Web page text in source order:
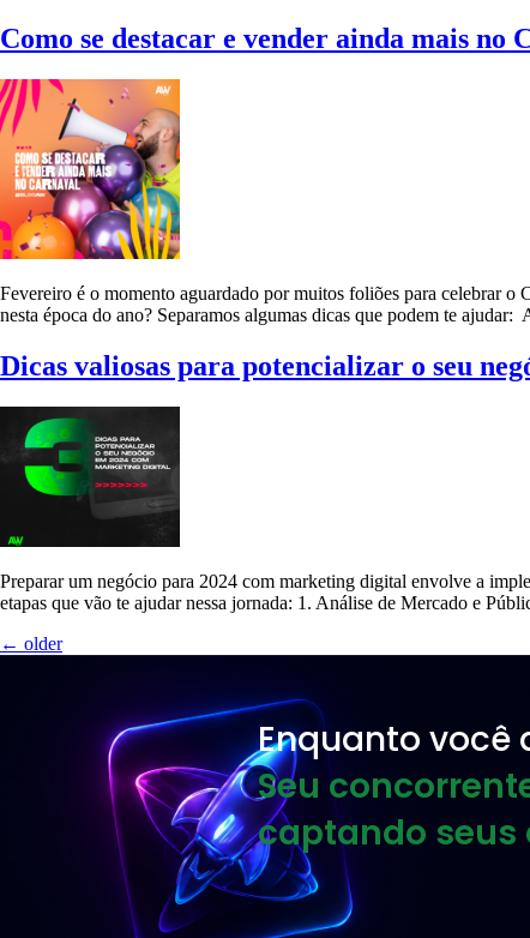
Como se destacar e vender ainda mais no
Fevereiro é o momento aguardado por muitos foliões para celebrar o
nesta época do ano? Separamos algumas dicas que podem te
Dicas valiosas para potencializar o seu
Preparar um negócio para 2024 com marketing digital envolve a
etapas que vão te ajudar nessa jornada: 1. Análise de Mercado e
← older
Enquanto você
Seu
captando seus